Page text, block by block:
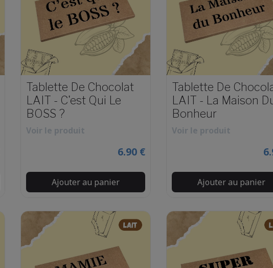
Tablette De Chocolat
LAIT - C'est Qui Le
BOSS ?
Voir le produit
6.90 €
Ajouter au panier
Tablette De
LAIT - La Maison
Bonheur
Voir le produit
Ajouter au panier